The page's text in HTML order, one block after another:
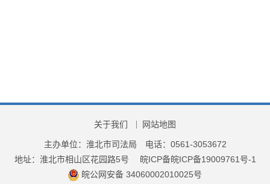
关于我们 网站地图
主办单位：淮北市司法局
电话：0561-3053672
地址：淮北市相山区花园路5号
皖ICP备皖ICP备19009761号-1
皖公网安备 34060002010025号